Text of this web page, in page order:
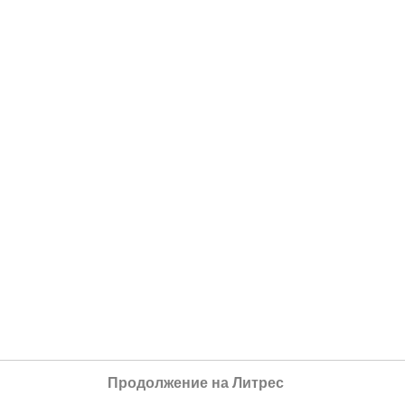
Продолжение на Литрес